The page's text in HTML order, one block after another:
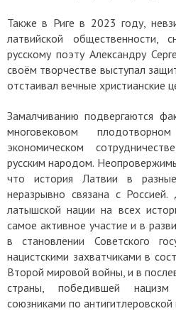
Также в Риге в 2023 году,
латвийской общественности,
русскому поэту Александру
своём творчестве выступал
отстаивал вечные христианские
Замалчиванию подвергаются
многовековом
экономическом
русским народом.
что история Латвии в
неразрывно связана с
латышской нации на всех
самое активное участие и в
в становлении Советского
нацистскими захватчиками в
Второй мировой войны, и в
страны, победившей
союзниками по антигитлеровской